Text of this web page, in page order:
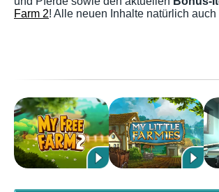
Farm 2! Alle neuen Inhalte natürlich auch